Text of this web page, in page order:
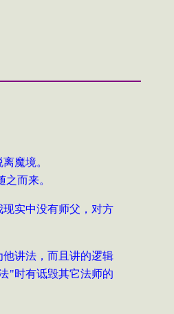
魔境。
而来。
实中没有师父，对方
讲法，而且讲的逻辑
"时有诋毁其它法师的